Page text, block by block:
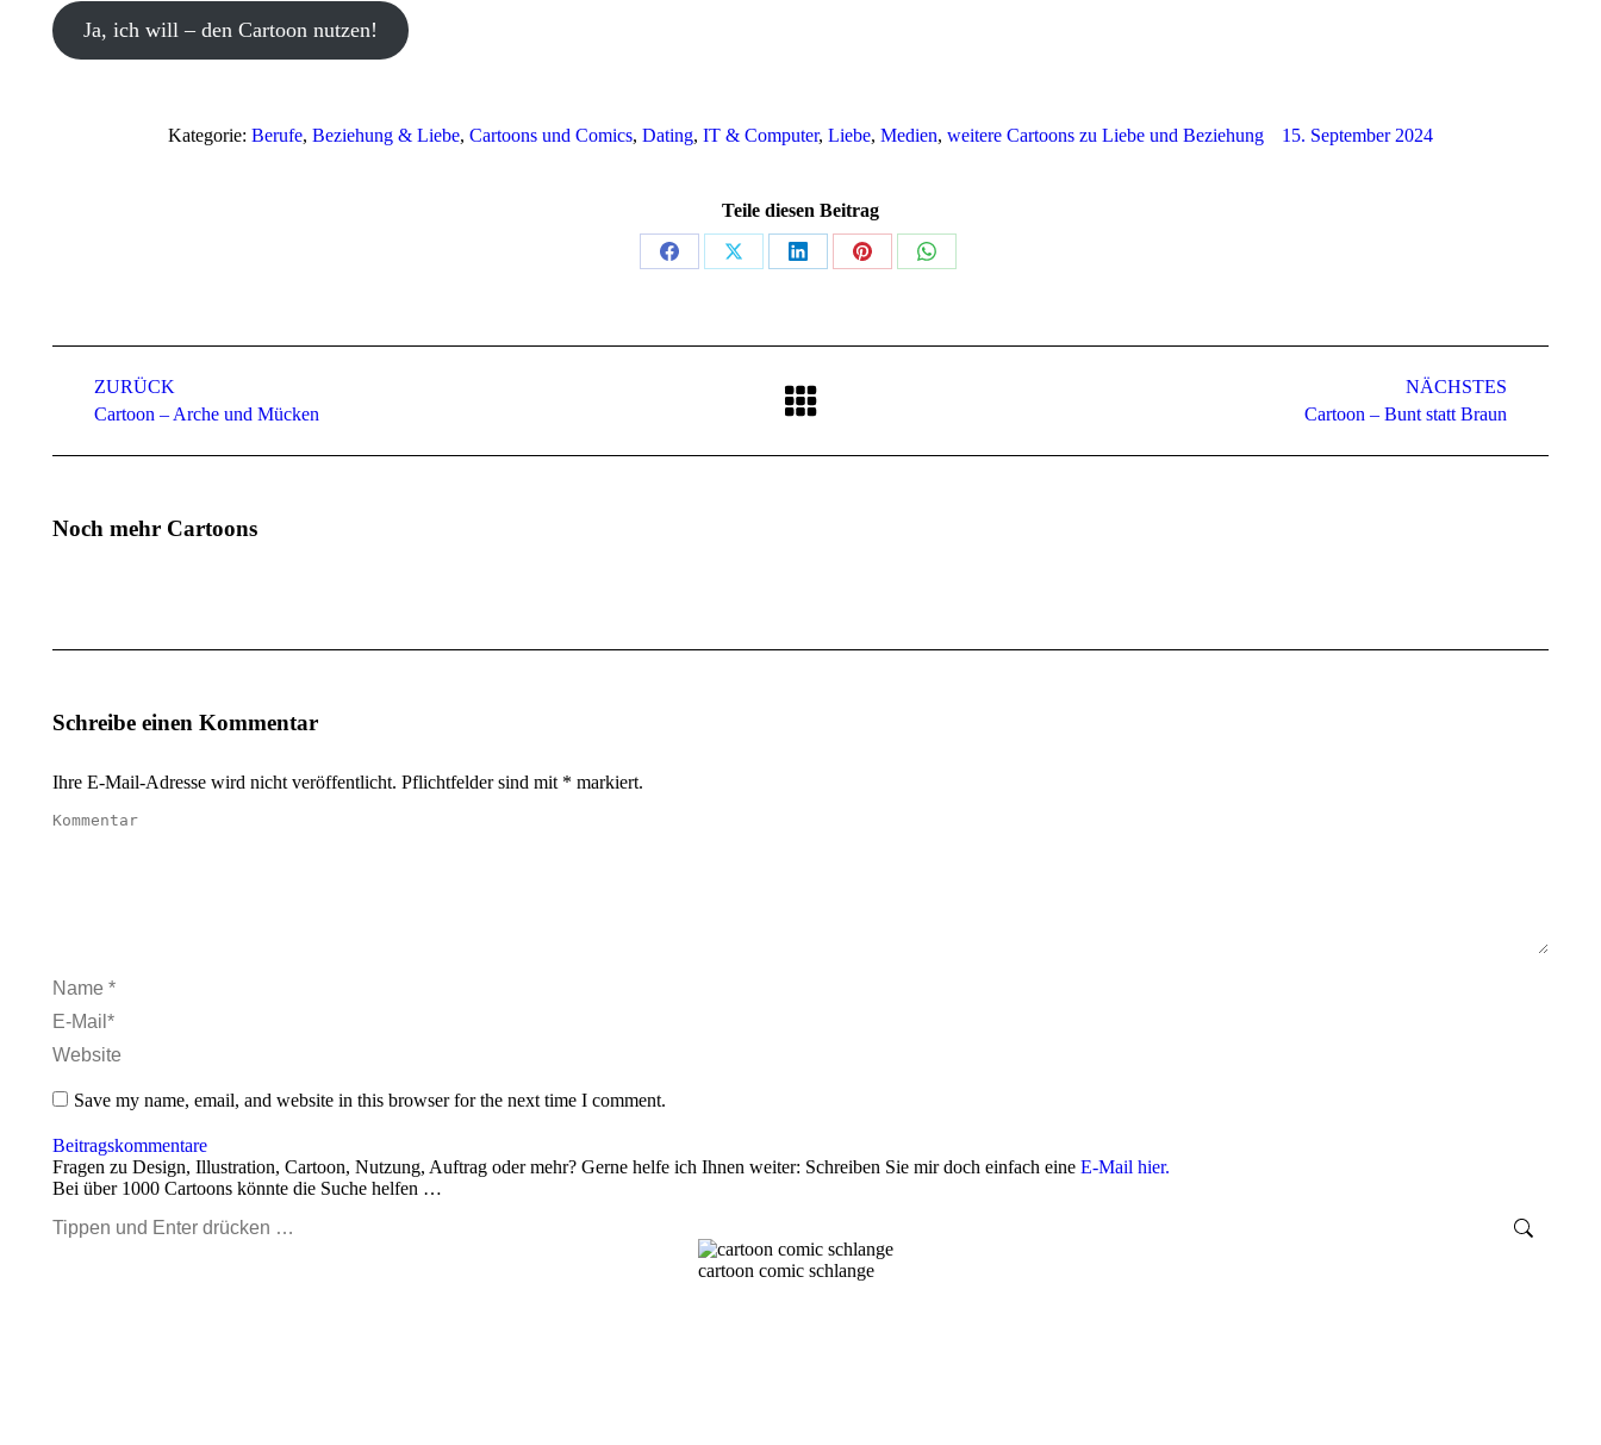
Ja, ich will – den Cartoon nutzen!
Kategorie: Berufe, Beziehung & Liebe, Cartoons und Comics, Dating, IT & Computer, Liebe, Medien, weitere Cartoons zu Liebe und Beziehung 15. September 2024
Teile diesen Beitrag
ZURÜCK
Cartoon – Arche und Mücken
NÄCHSTES
Cartoon – Bunt statt Braun
Noch mehr Cartoons
Schreibe einen Kommentar
Ihre E-Mail-Adresse wird nicht veröffentlicht. Pflichtfelder sind mit * markiert.
Kommentar
Name *
E-Mail *
Website
Save my name, email, and website in this browser for the next time I comment.
Beitragskommentare
Fragen zu Design, Illustration, Cartoon, Nutzung, Auftrag oder mehr? Gerne helfe ich Ihnen weiter: Schreiben Sie mir doch einfach eine E-Mail hier.
Bei über 1000 Cartoons könnte die Suche helfen …
cartoon comic schlange